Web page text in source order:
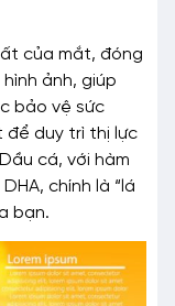
của mắt, đóng
ảnh, giúp
bảo vệ sức
để duy trì thị lực
cá, với hàm
chính là “lá
bạn.